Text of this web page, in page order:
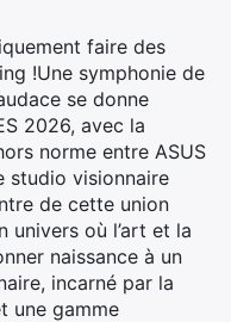
faire des
!Une symphonie de
se donne
2026, avec la
norme entre ASUS
studio visionnaire
de cette union
univers où l’art et la
naissance à un
incarné par la
une gamme